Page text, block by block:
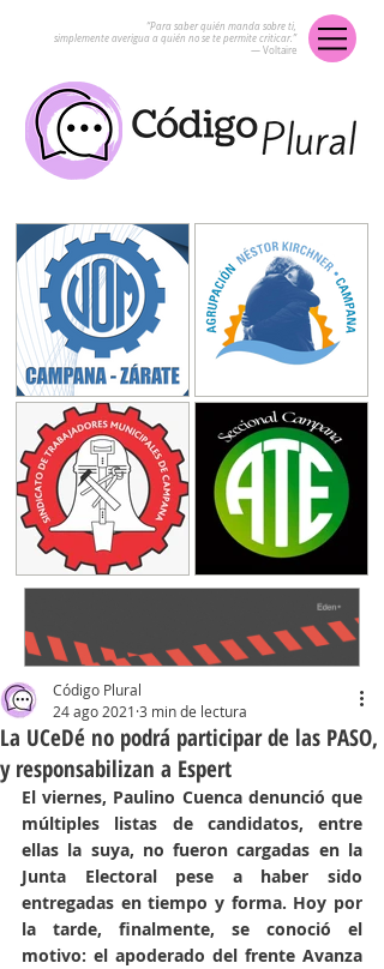
“Para saber quién manda sobre ti,
simplemente averigua a quién no se te permite criticar.”
― Voltaire
La UCeDé no podrá participar de las PASO,
y responsabilizan a Espert
Código Plural
24 ago 2021 3 min de lectura
El viernes, Paulino Cuenca denunció que
múltiples listas de candidatos, entre
ellas la suya, no fueron cargadas en la
Junta Electoral pese a haber sido
entregadas en tiempo y forma. Hoy por
la tarde, finalmente, se conoció el
motivo: el apoderado del frente Avanza